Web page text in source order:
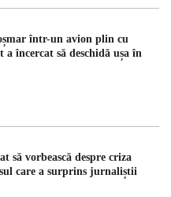
într-un avion plin cu
a încercat să deschidă ușa în
să vorbească despre criza
care a surprins jurnaliștii